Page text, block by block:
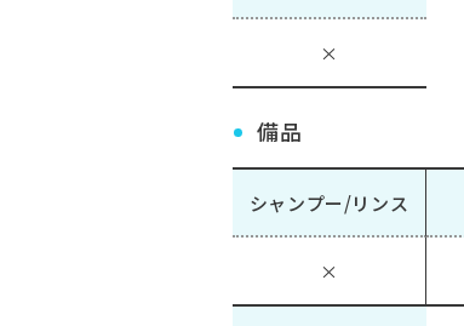
×
備品
シャンプー/リンス
×